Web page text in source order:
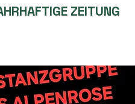
ZEITUNG